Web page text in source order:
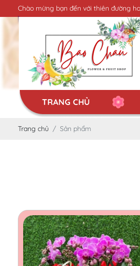
Chào mừng bạn đến với thiên đường
TRANG CHỦ
Trang chủ Sản phẩm